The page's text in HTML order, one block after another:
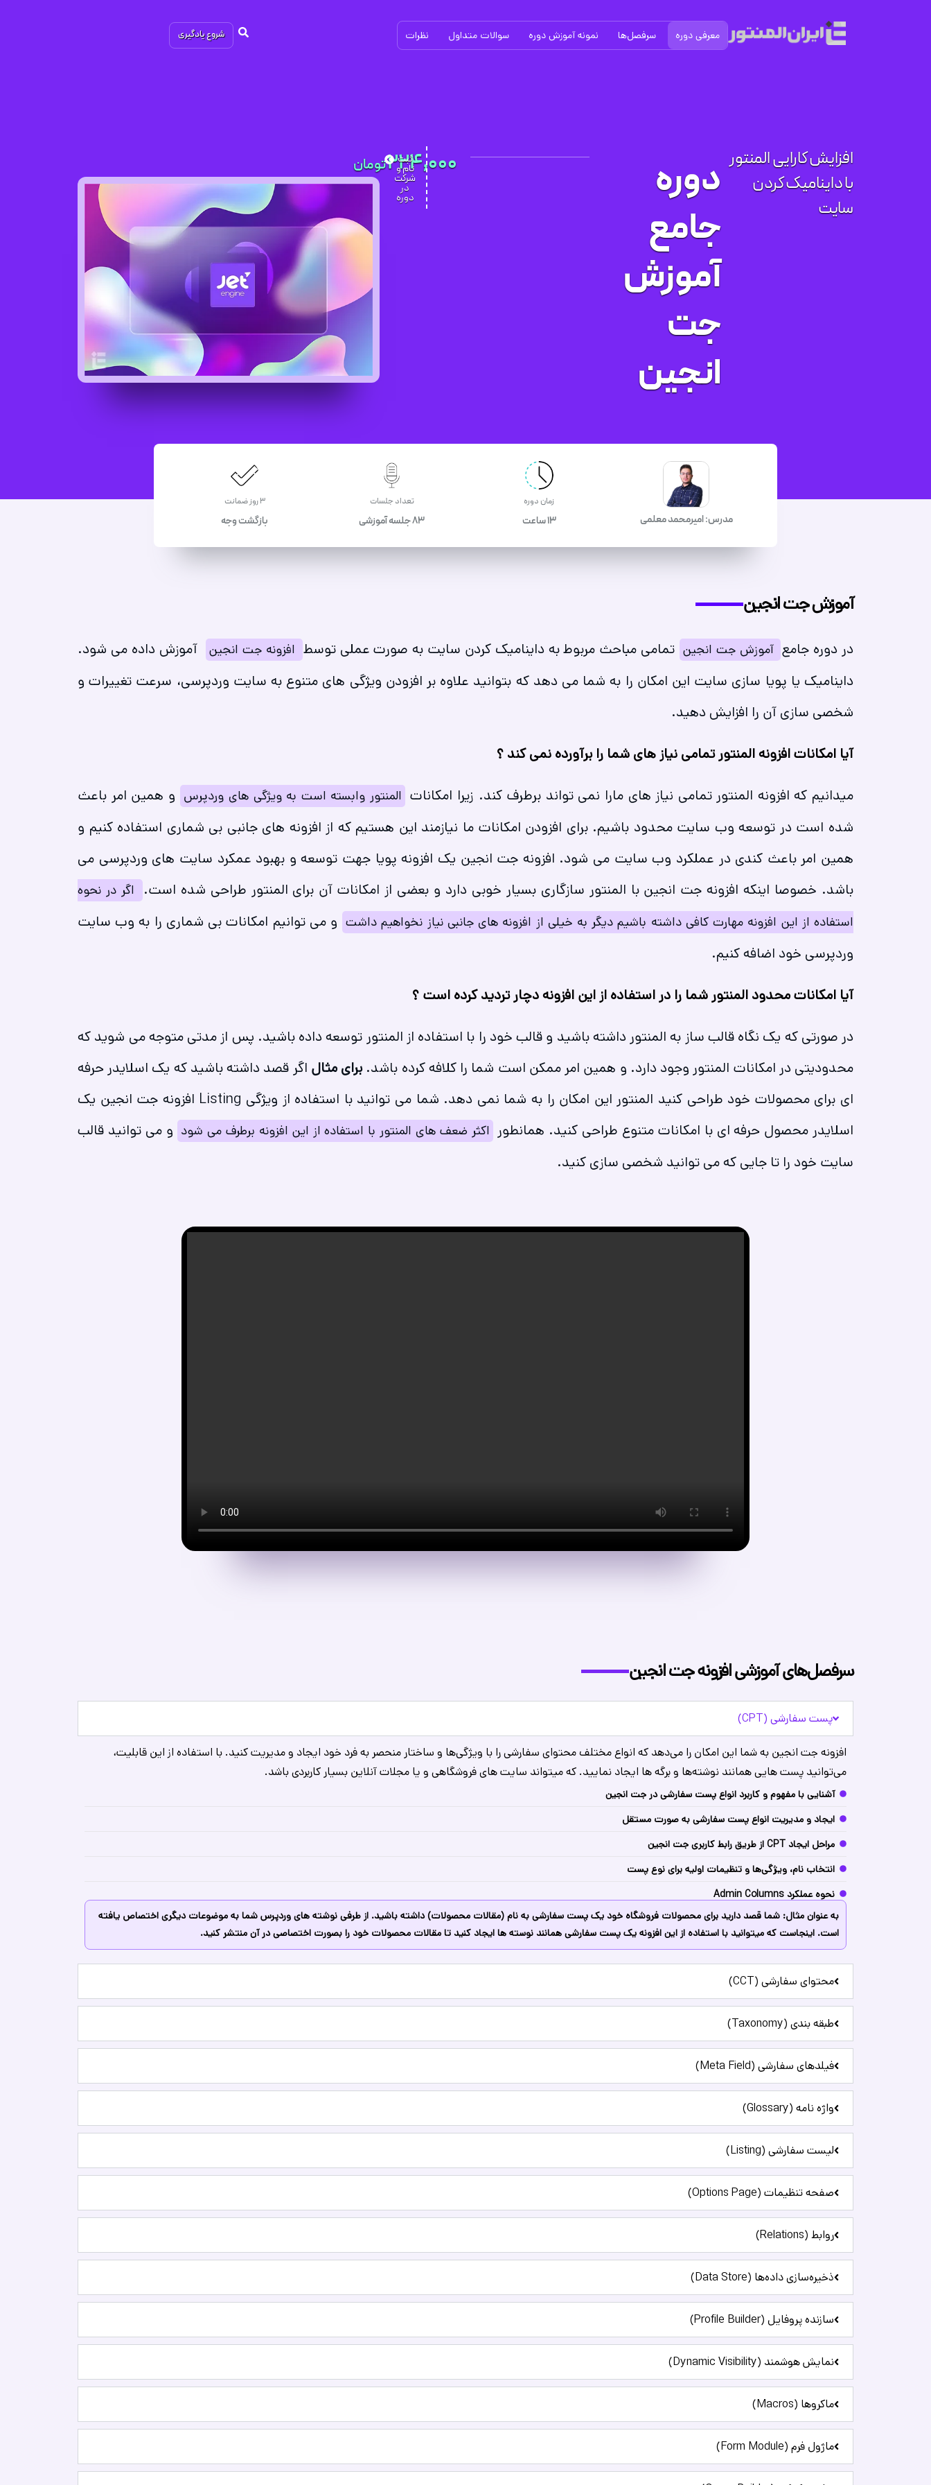
معرفی دوره سرفصل‌ها نمونه آموزش دوره سوالات متداول نظرات شروع یادگیری
افزایش کارایی المنتور
با داینامیک کردن
سایت
دوره
جامع
آموزش
جت
انجین
224,000
ثبت
نام و
شرکت
در
دوره
مدرس: امیرمحمد معلمی
زمان دوره
13 ساعت
تعداد جلسات
83 جلسه آموزشی
3 روز ضمانت
بازگشت وجه
آموزش جت انجین
در دوره جامع آموزش جت انجین تمامی مباحث مربوط به داینامیک کردن سایت به صورت عملی توسط افزونه جت انجین
آموزش داده می شود.
داینامیک یا پویا سازی سایت این امکان را به شما می دهد که بتوانید علاوه بر افزودن ویژگی های متنوع به سایت وردپرسی، سرعت تغییرات و
شخصی سازی آن را افزایش دهید.
آیا امکانات افزونه المنتور تمامی نیاز های شما را برآورده نمی کند ؟
میدانیم که افزونه المنتور تمامی نیاز های مارا نمی تواند برطرف کند. زیرا امکانات المنتور وابسته است به ویژگی های وردپرس و همین امر باعث
شده است در توسعه وب سایت محدود باشیم. برای افزودن امکانات ما نیازمند این هستیم که از افزونه های جانبی بی شماری استفاده کنیم و
همین امر باعث کندی در عملکرد وب سایت می شود. افزونه جت انجین یک افزونه پویا جهت توسعه و بهبود عمکرد سایت های وردپرسی می
باشد. خصوصا اینکه افزونه جت انجین با المنتور سازگاری بسیار خوبی دارد و بعضی از امکانات آن برای المنتور طراحی شده است.
اگر در نحوه
استفاده از این افزونه مهارت کافی داشته باشیم دیگر به خیلی از افزونه های جانبی نیاز نخواهیم داشت و می توانیم امکانات بی شماری را به وب سایت
وردپرسی خود اضافه کنیم.
آیا امکانات محدود المنتور شما را در استفاده از این افزونه دچار تردید کرده است ؟
در صورتی که یک نگاه قالب ساز به المنتور داشته باشید و قالب خود را با استفاده از المنتور توسعه داده باشید. پس از مدتی متوجه می شوید که
محدودیتی در امکانات المنتور وجود دارد. و همین امر ممکن است شما را کلافه کرده باشد.برای مثال اگر قصد داشته باشید که یک اسلایدر حرفه
ای برای محصولات خود طراحی کنید المنتور این امکان را به شما نمی دهد. شما می توانید با استفاده از ویژگی Listing افزونه جت انجین یک
اسلایدر محصول حرفه ای با امکانات متنوع طراحی کنید. همانطور اکثر ضعف های المنتور با استفاده از این افزونه برطرف می شود و می توانید قالب
سایت خود را تا جایی که می توانید شخصی سازی کنید.
سرفصل‌های آموزشی افزونه جت انجین
پست سفارشی (CPT)
افزونه جت انجین به شما این امکان را می‌دهد که انواع مختلف محتوای سفارشی را با ویژگی‌ها و ساختار منحصر به فرد خود ایجاد و مدیریت کنید. با استفاده از این قابلیت،
می‌توانید پست هایی همانند نوشته‌ها و برگه ها ایجاد نمایید. که میتواند سایت های فروشگاهی و یا مجلات آنلاین بسیار کاربردی باشد.
آشنایی با مفهوم و کاربرد انواع پست سفارشی در جت انجین
ایجاد و مدیریت انواع پست سفارشی به صورت مستقل
مراحل ایجاد CPT از طریق رابط کاربری جت انجین
انتخاب نام، ویژگی‌ها و تنظیمات اولیه برای نوع پست
نحوه عملکرد Admin Columns
به عنوان مثال: شما قصد دارید برای محصولات فروشگاه خود یک پست سفارشی به نام (مقالات محصولات) داشته باشید. از طرفی نوشته های وردپرس شما به موضوعات دیگری اختصاص یافته
است. اینجاست که میتوانید با استفاده از این افزونه یک پست سفارشی همانند نوسته ها ایجاد کنید تا مقالات محصولات خود را بصورت اختصاصی در آن منتشر کنید.
محتوای سفارشی (CCT)
طبقه بندی (Taxonomy)
فیلدهای سفارشی (Meta Field)
واژه نامه (Glossary)
لیست سفارشی (Listing)
صفحه تنظیمات (Options Page)
روابط (Relations)
ذخیره‌سازی داده‌ها (Data Store)
سازنده پروفایل (Profile Builder)
نمایش هوشمند (Dynamic Visibility)
ماکروها (Macros)
ماژول فرم (Form Module)